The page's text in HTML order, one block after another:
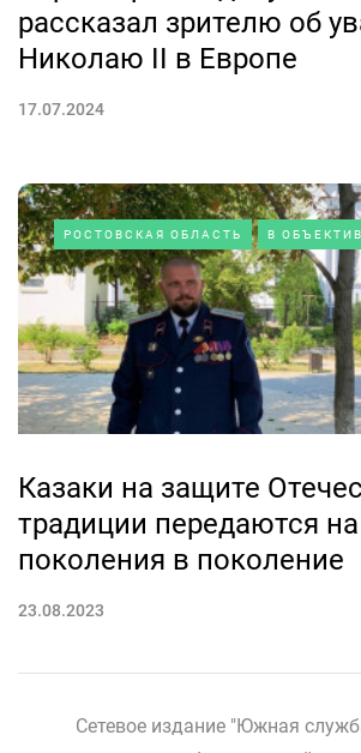
рассказал зрителю об
Николаю II в Европе
17.07.2024
РОСТОВСКАЯ ОБЛАСТЬ В
Казаки на защите
традиции передаются
поколения в поколение
23.08.2023
Сетевое издание "Южная